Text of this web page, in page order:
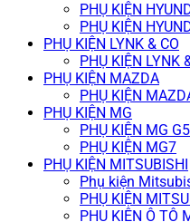
PHỤ KIỆN
PHỤ KIỆN
PHỤ KIỆN LYNK & CO
PHỤ KIỆN LYNK
PHỤ KIỆN MAZDA
PHỤ KIỆN
PHỤ KIỆN MG
PHỤ KIỆN MG
PHỤ KIỆN MG7
PHỤ KIỆN MITSUBISHI
Phụ kiện
PHỤ KIỆN
PHỤ KIỆN Ô TÔ